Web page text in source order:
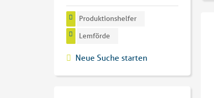
Produktionshelfer
Lemförde
Neue Suche starten